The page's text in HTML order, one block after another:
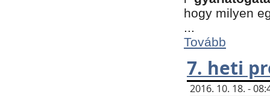
hogy milyen
...
Tovább
7. heti
2016. 10. 18. -